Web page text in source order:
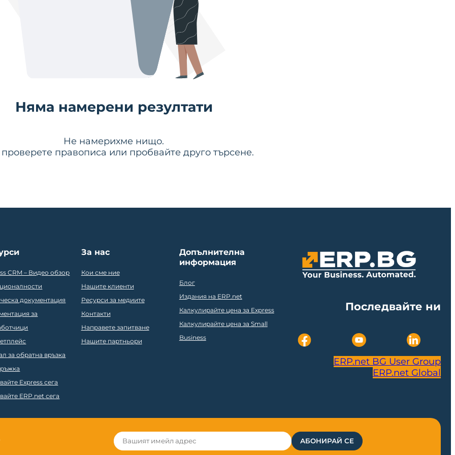
Няма намерени резултати
Не намерихме нищо.
правописа или пробвайте друго търсене.
CRM – Видео обзор
документация
за
за обратна връзка
Express сега
ERP.net сега
За нас
Кои сме ние
Нашите клиенти
Ресурси за медиите
Контакти
Направете запитване
Нашите партньори
Допълнителна
информация
Блог
Издания на ERP.net
Калкулирайте цена за Express
Калкулирайте цена за Small
Business
Последвайте ни
ERP.net BG User Group
ERP.net Global